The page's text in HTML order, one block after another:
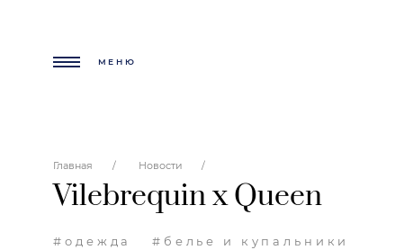
МЕНЮ
Главная Новости
Vilebrequin x Queen
#одежда
#белье и купальники